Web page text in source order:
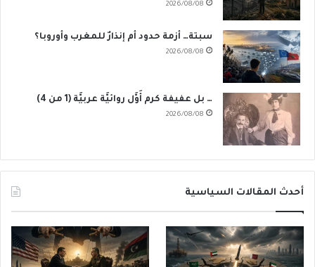
2026/08/08
سبتة… أزمة حدود أم إنذارٌ للمغرب وأوروبا؟
2026/08/08
… بل عفيفة كرم أَوَّل روائيَّة عربيَّة (1 من 4)
2026/08/08
أحدث المقالات السياسية